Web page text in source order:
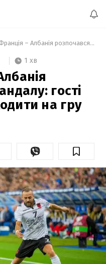
Матч Франція – Албанія розпочався зі скандалу: гості відмовилися виходити на гру через гімн
1 хв
гості
на гру